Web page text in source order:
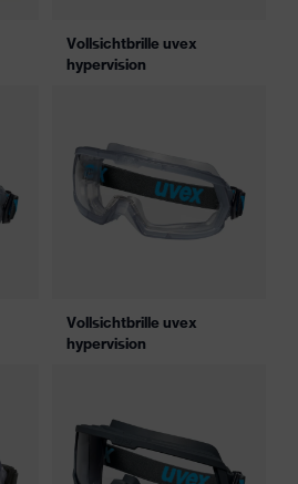
Vollsichtbrille uvex
hypervision
Vollsichtbrille uvex
hypervision